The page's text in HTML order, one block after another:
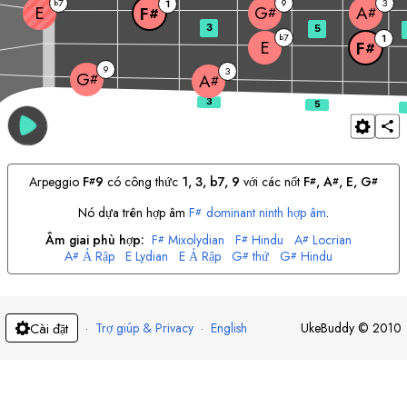
G# 9
A# 3
E b7 F# 1
E F# 1 G# A#
3 5
Arpeggio F#9 có công thức 1, 3, b7, 9 với các nốt F#, A#, E, G#
Nó dựa trên hợp âmF# dominant ninth hợp âm.
Âm giai phù hợp: F# Mixolydian F# Hindu A# Locrian
A# Ả Rập E Lydian E Ả Rập G# thứ G# Hindu
Cài đặt · Trợ giúp & Privacy · English UkeBuddy © 2010